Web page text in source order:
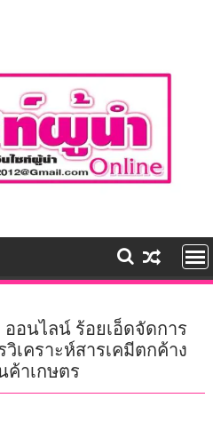
อนไลน์ ร้อยเอ็ดจัดการ
เคราะห์สารเคมีตกค้าง
าเกษตร